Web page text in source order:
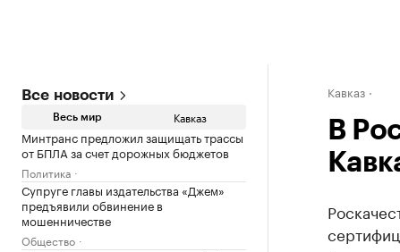
Все новости
Весь мир Кавказ
Минтранс предложил защищать трассы
от БПЛА за счет дорожных бюджетов
Политика
Супруге главы издательства «Джем»
предъявили обвинение в
мошенничестве
Общество
Кавказ
В